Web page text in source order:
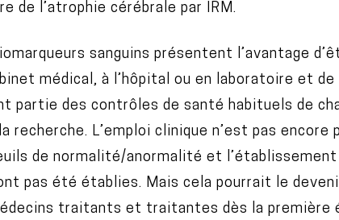
de l’atrophie cérébrale par IRM.
sanguins présentent l’avantage
médical, à l’hôpital ou en laboratoire et
partie des contrôles de santé habituels de
recherche. L’emploi clinique n’est pas
de normalité/anormalité et
pas été établies. Mais cela pourrait le
traitants et traitantes dès la première